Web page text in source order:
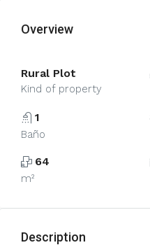
Overview
Rural Plot
Kind of property
1
Baño
64
m²
Description